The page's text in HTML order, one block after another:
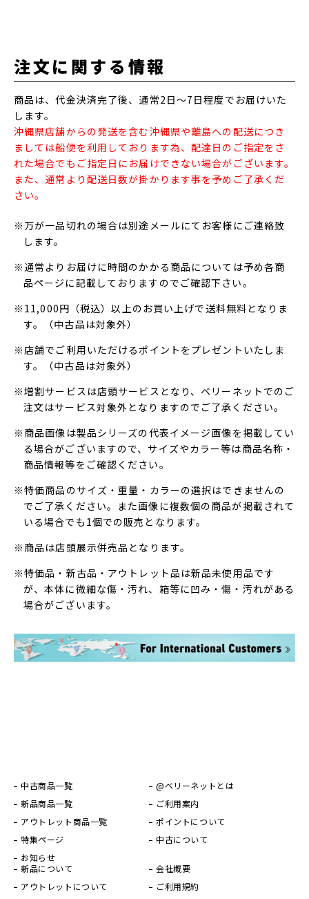
注文に関する情報
商品は、代金決済完了後、通常2日～7日程度でお届けいた
します。
沖縄県店舗からの発送を含む沖縄県や離島への配送につき
ましては船便を利用しております為、配達日のご指定をさ
れた場合でもご指定日にお届けできない場合がございます。
また、通常より配送日数が掛かります事を予めご了承くだ
さい。
※万が一品切れの場合は別途メールにてお客様にご連絡致
します。
※通常よりお届けに時間のかかる商品については予め各商
品ページに記載しておりますのでご確認下さい。
※11,000円（税込）以上のお買い上げで送料無料となりま
す。（中古品は対象外）
※店舗でご利用いただけるポイントをプレゼントいたしま
す。（中古品は対象外）
※増割サービスは店頭サービスとなり、ベリーネットでのご
注文はサービス対象外となりますのでご了承ください。
※商品画像は製品シリーズの代表イメージ画像を掲載してい
る場合がございますので、サイズやカラー等は商品名称・
商品情報等をご確認ください。
※特価商品のサイズ・重量・カラーの選択はできませんの
でご了承ください。また画像に複数個の商品が掲載されて
いる場合でも1個での販売となります。
※商品は店頭展示併売品となります。
※特価品・新古品・アウトレット品は新品未使用品です
が、本体に微細な傷・汚れ、箱等に凹み・傷・汚れがある
場合がございます。
中古商品一覧
新品商品一覧
アウトレット商品一覧
特集ページ
お知らせ
@ベリーネットとは
ご利用案内
ポイントについて
中古について
新品について
アウトレットについて
会社概要
ご利用規約